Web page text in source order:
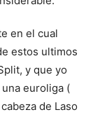
en el cual
estos ultimos
y que yo
euroliga (
de Laso